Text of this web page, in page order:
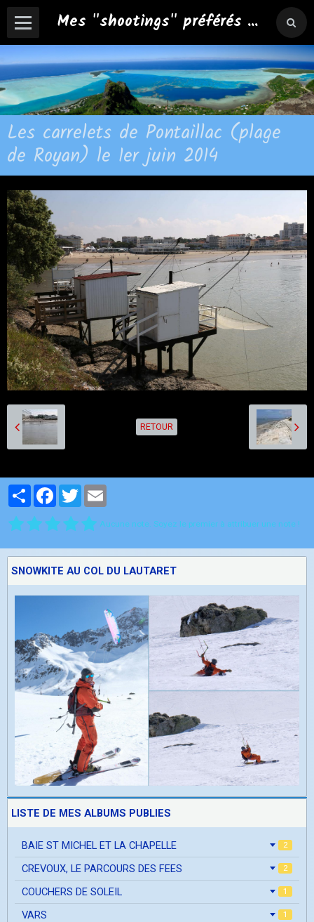
Mes "shootings" préférés ...
Les carrelets de Pontaillac (plage
de Royan) le 1er juin 2014
RETOUR
PartagerFacebook
Twitter
Aucune note. Soyez le premier à attribuer une note !
SNOWKITE AU COL DU LAUTARET
LISTE DE MES ALBUMS PUBLIES
BAIE ST MICHEL ET LA CHAPELLE 2
CREVOUX, LE PARCOURS DES FEES 2
COUCHERS DE SOLEIL 1
VARS 1